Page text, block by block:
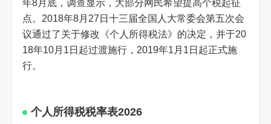
年8月底，调查显示，大部分网民希望提高个税起征
点。2018年8月27日十三届全国人大常委会第五次会
议通过了关于修改《个人所得税法》的决定，并于20
18年10月1日起过渡施行，2019年1月1日起正式施
行。
个人所得税税率表2026